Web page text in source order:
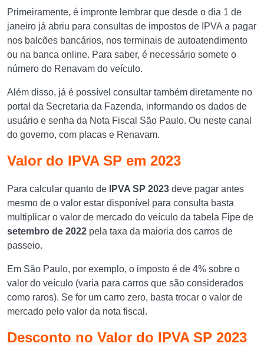
Primeiramente, é impronte lembrar que desde o dia 1 de
janeiro já abriu para consultas de impostos de IPVA a pagar
nos balcões bancários, nos terminais de autoatendimento
ou na banca online. Para saber, é necessário somete o
número do Renavam do veículo.
Além disso, já é possível consultar também diretamente no
portal da Secretaria da Fazenda, informando os dados de
usuário e senha da Nota Fiscal São Paulo. Ou neste canal
do governo, com placas e Renavam.
Valor do IPVA SP em 2023
Para calcular quanto de IPVA SP 2023 deve pagar antes
mesmo de o valor estar disponível para consulta basta
multiplicar o valor de mercado do veículo da tabela Fipe de
setembro de 2022 pela taxa da maioria dos carros de
passeio.
Em São Paulo, por exemplo, o imposto é de 4% sobre o
valor do veículo (varia para carros que são considerados
como raros). Se for um carro zero, basta trocar o valor de
mercado pelo valor da nota fiscal.
Desconto no Valor do IPVA SP 2023